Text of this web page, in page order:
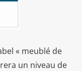
« meublé de
un niveau de